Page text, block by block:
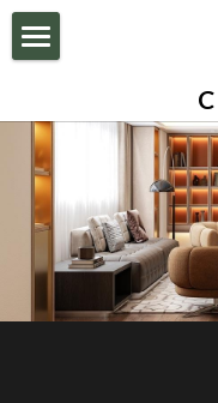
公司簡介
住宅空間設計
辦公室裝修|
BLOG
服務流程與執行
所有博客分類